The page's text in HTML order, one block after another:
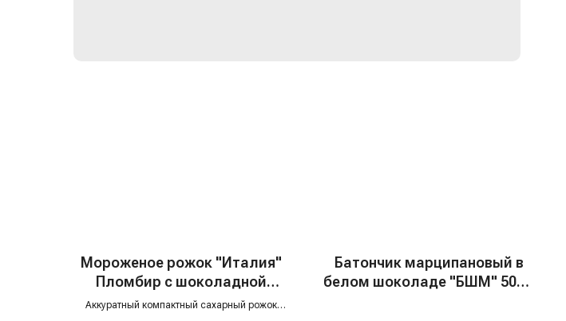
Мороженое рожок "Италия"
Пломбир с шоколадной
крошкой, 70 гр
Аккуратный компактный сахарный рожок
Батончик марципановый в
белом шоколаде "БШМ" 50%,